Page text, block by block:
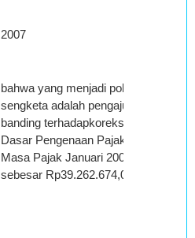
2007
bahwa yang menjadi pokok
sengketa adalah pengajuan
banding terhadapkoreksi
Dasar Pengenaan Pajak
Masa Pajak Januari 2007
sebesar Rp39.262.674,00;